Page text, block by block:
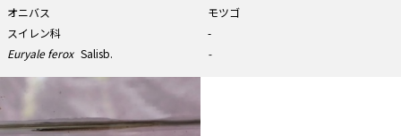
オニバス
スイレン科
Euryale ferox Salisb.
モツゴ
-
-